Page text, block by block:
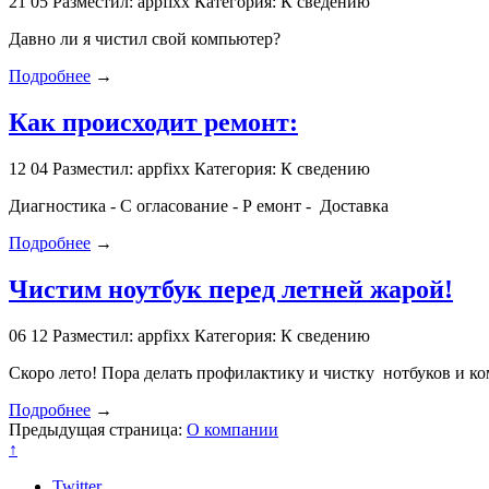
Давно ли я чистил свой компьютер?
Подробнее →
Как происходит ремонт:
12 04 Разместил: appfixx Категория: К сведению
Диагностика - С огласование - Р емонт - Доставка
Подробнее →
Чистим ноутбук перед летней жарой!
06 12 Разместил: appfixx Категория: К сведению
Скоро лето! Пора делать профилактику и чистку нотбуков и
Подробнее →
Предыдущая страница: О компании
↑